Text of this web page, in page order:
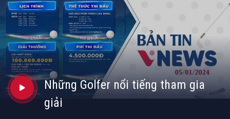
Những Golfer nổi tiếng tham gia
giải